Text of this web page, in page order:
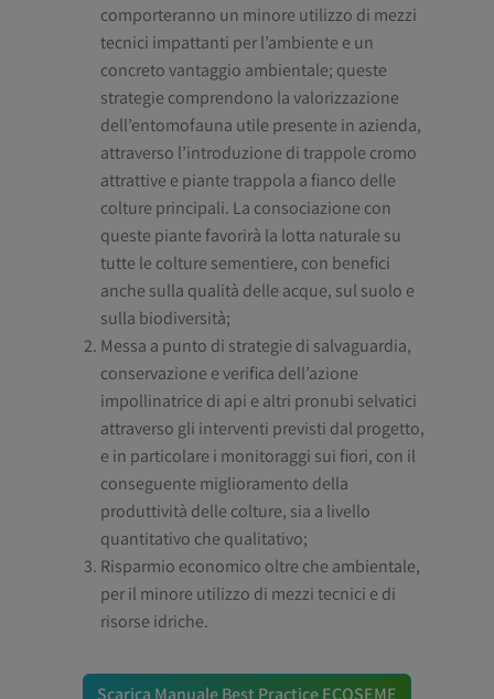
comporteranno un minore utilizzo di mezzi
tecnici impattanti per l’ambiente e un
concreto vantaggio ambientale; queste
strategie comprendono la valorizzazione
dell’entomofauna utile presente in azienda,
attraverso l’introduzione di trappole cromo
attrattive e piante trappola a fianco delle
colture principali. La consociazione con
queste piante favorirà la lotta naturale su
tutte le colture sementiere, con benefici
anche sulla qualità delle acque, sul suolo e
sulla biodiversità;
Messa a punto di strategie di salvaguardia,
conservazione e verifica dell’azione
impollinatrice di api e altri pronubi selvatici
attraverso gli interventi previsti dal progetto,
e in particolare i monitoraggi sui fiori, con il
conseguente miglioramento della
produttività delle colture, sia a livello
quantitativo che qualitativo;
Risparmio economico oltre che ambientale,
per il minore utilizzo di mezzi tecnici e di
risorse idriche.
Scarica Manuale Best Practice ECOSEME